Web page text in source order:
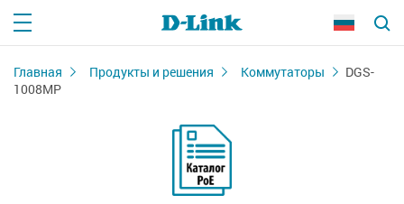
Главная Продукты и решения Коммутаторы
DGS-
1008MP